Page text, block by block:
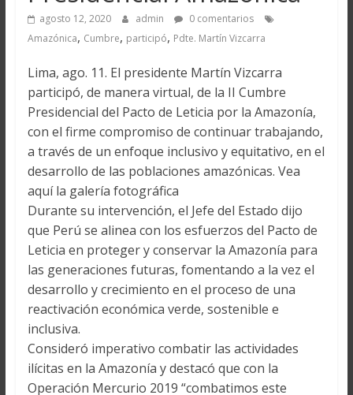
agosto 12, 2020 admin
0 comentarios
Amazónica, Cumbre, participó, Pdte. Martín Vizcarra
Lima, ago. 11. El presidente Martín Vizcarra
participó, de manera virtual, de la II Cumbre
Presidencial del Pacto de Leticia por la Amazonía,
con el firme compromiso de continuar trabajando,
a través de un enfoque inclusivo y equitativo, en el
desarrollo de las poblaciones amazónicas. Vea
aquí la galería fotográfica
Durante su intervención, el Jefe del Estado dijo
que Perú se alinea con los esfuerzos del Pacto de
Leticia en proteger y conservar la Amazonía para
las generaciones futuras, fomentando a la vez el
desarrollo y crecimiento en el proceso de una
reactivación económica verde, sostenible e
inclusiva.
Consideró imperativo combatir las actividades
ilícitas en la Amazonía y destacó que con la
Operación Mercurio 2019 “combatimos este